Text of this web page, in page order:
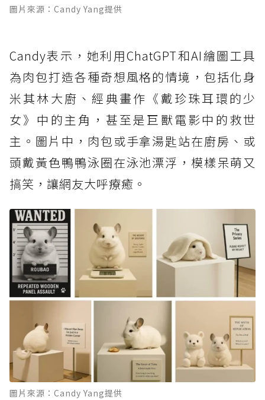
圖片來源：Candy Yang提供
Candy表示，她利用ChatGPT和AI繪圖工具
為肉包打造各種奇想風格的情境，包括化身
米其林大廚、經典畫作《戴珍珠耳環的少
女》中的主角，甚至是巨獸電影中的救世
主。圖片中，肉包或手拿湯匙站在廚房、或
頭戴黃色鴨鴨泳圈在泳池漂浮，模樣呆萌又
搞笑，讓網友大呼療癒。
圖片來源：Candy Yang提供